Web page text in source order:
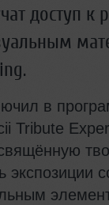
доступ
в
Tribute